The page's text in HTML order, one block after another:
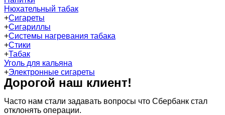
Нюхательный табак
+Сигареты
+Сигариллы
+Системы нагревания табака
+Стики
+Табак
Уголь для кальяна
+Электронные сигареты
Дорогой наш клиент!
Часто нам стали задавать вопросы что Сбербанк стал
отклонять операции.